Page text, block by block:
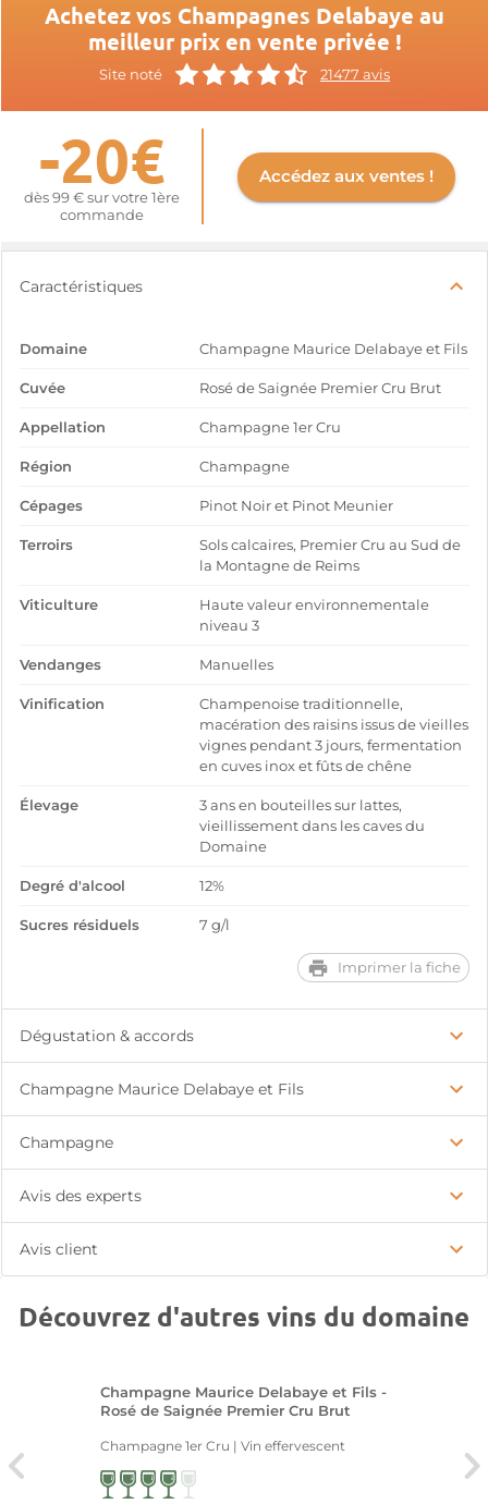
Achetez vos Champagnes Delabaye au
meilleur prix en vente privée !
Site noté 21477 avis
-20€
dès 99 € sur votre 1ère
commande
Accédez aux ventes !
Caractéristiques
Domaine Champagne Maurice Delabaye et Fils
Cuvée Rosé de Saignée Premier Cru Brut
Appellation Champagne 1er Cru
Région Champagne
Cépages Pinot Noir et Pinot Meunier
Terroirs
Sols calcaires, Premier Cru au Sud de
la Montagne de Reims
Viticulture
Haute valeur environnementale
niveau 3
Vendanges Manuelles
Vinification
Champenoise traditionnelle,
macération des raisins issus de vieilles
vignes pendant 3 jours, fermentation
en cuves inox et fûts de chêne
Élevage
3 ans en bouteilles sur lattes,
vieillissement dans les caves du
Domaine
Degré d'alcool 12%
Sucres résiduels 7 g/l
Imprimer la fiche
Dégustation & accords
Champagne Maurice Delabaye et Fils
Champagne
Avis des experts
Avis client
Découvrez d'autres vins du domaine
Champagne Maurice Delabaye et Fils -
Rosé de Saignée Premier Cru Brut
Champagne 1er Cru | Vin effervescent